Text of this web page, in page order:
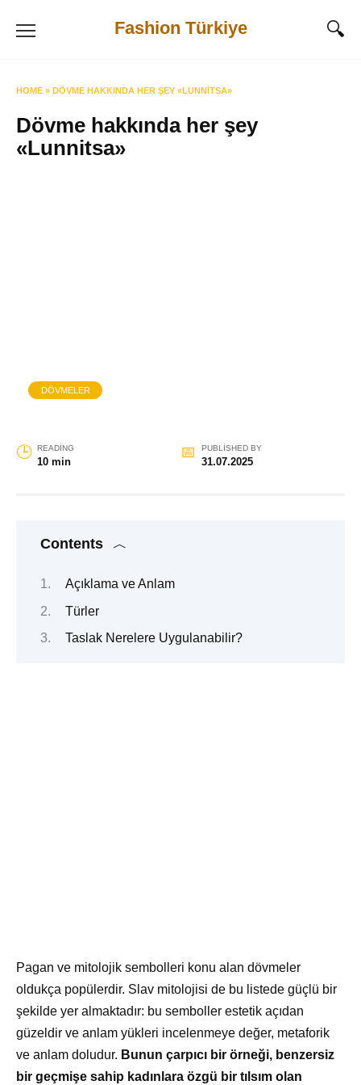
Fashion Türkiye
HOME » DÖVME HAKKINDA HER ŞEY «LUNNITSA»
Dövme hakkında her şey
«Lunnitsa»
DÖVMELER
READING
10 min
PUBLISHED BY
31.07.2025
Contents
Açıklama ve Anlam
Türler
Taslak Nerelere Uygulanabilir?
Pagan ve mitolojik sembolleri konu alan dövmeler
oldukça popülerdir. Slav mitolojisi de bu listede güçlü bir
şekilde yer almaktadır: bu semboller estetik açıdan
güzeldir ve anlam yükleri incelenmeye değer, metaforik
ve anlam doludur. Bunun çarpıcı bir örneği, benzersiz
bir geçmişe sahip kadınlara özgü bir tılsım olan